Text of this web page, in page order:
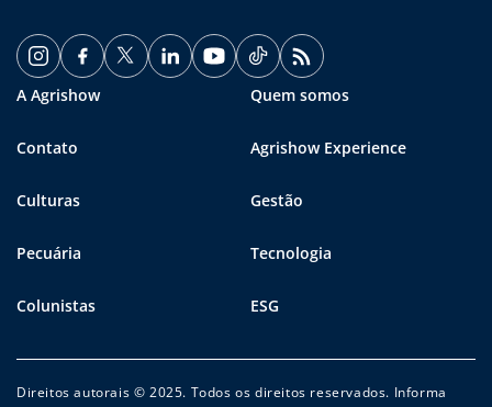
A Agrishow Quem somos
Contato Agrishow Experience
Culturas Gestão
Pecuária Tecnologia
Colunistas ESG
Direitos autorais © 2025. Todos os direitos reservados. Informa